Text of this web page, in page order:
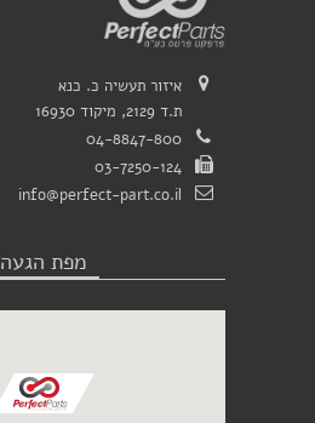
איזור תעשיה כ. כנא
ת.ד 2129, מיקוד 16930
04-8847-800
03-7250-124
info@perfect-part.co.il
מפת הגעה